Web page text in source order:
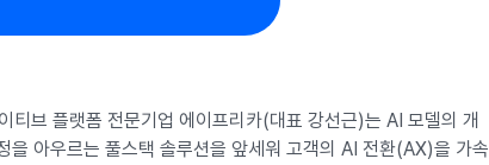
티브 플랫폼 전문기업 에이프리카(대표 강선근)는 AI 모델의 개
을 아우르는 풀스택 솔루션을 앞세워 고객의 AI 전환(AX)을 가속